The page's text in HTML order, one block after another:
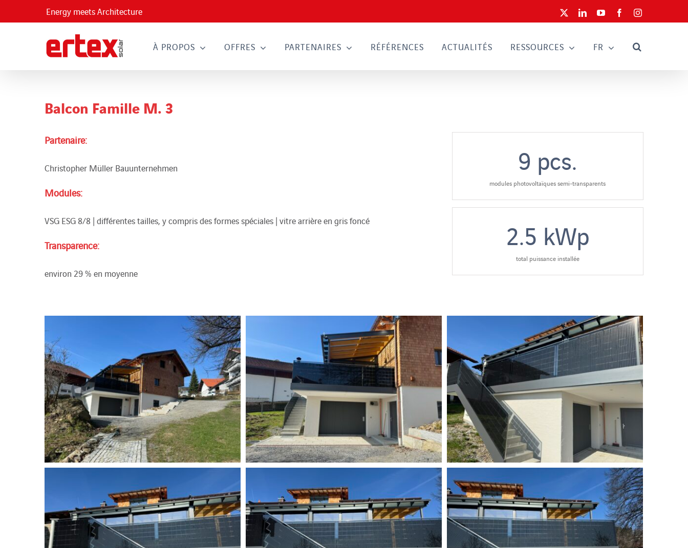
Energy meets Architecture LinkedInYouTubeFacebookInstagram
À PROPOS OFFRES PARTENAIRES RÉFÉRENCES ACTUALITÉS RESSOURCES FR
Balcon Famille M. 3
Partenaire:
Christopher Müller Bauunternehmen
Modules:
VSG ESG 8/8 | différentes tailles, y compris des formes spéciales | vitre arrière en gris foncé
Transparence:
environ 29 % en moyenne
9 pcs.
modules photovoltaïques semi-transparents
2.5 kWp
total puissance installée